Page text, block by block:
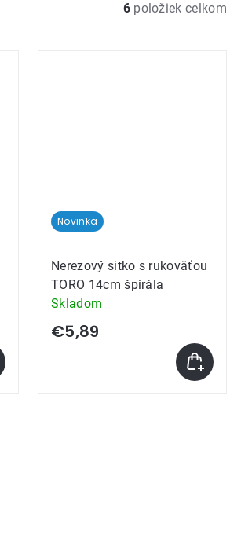
6položiek celkom
Novinka
Nerezový sitko s rukoväťou
TORO 14cm špirála
Skladom
€5,89